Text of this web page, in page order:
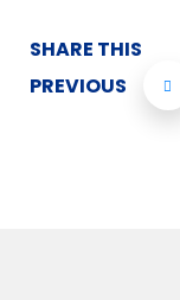
SHARE THIS
PREVIOUS